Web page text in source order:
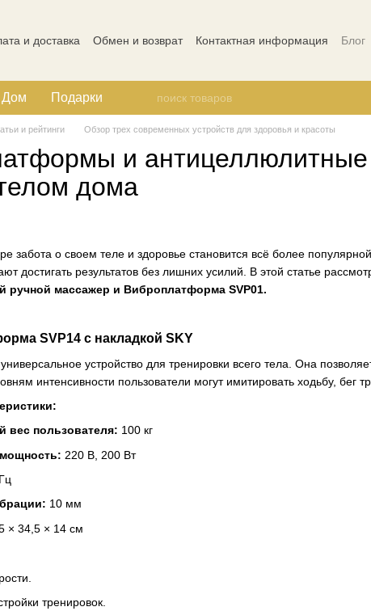
и доставка Обмен и возврат Контактная информация
Блог
Дом Подарки
и рейтинги Обзор трех современных устройств для здоровья и красоты
и
дома
забота о своем теле и здоровье становится всё более
достигать результатов без лишних усилий. В этой статье
ручной массажер и Виброплатформа SVP01.
SVP14 с накладкой SKY
устройство для тренировки всего тела. Она
интенсивности пользователи могут имитировать ходьбу, бег
вес пользователя: 100 кг
220 В, 200 Вт
10 мм
× 34,5 × 14 см
тренировок.